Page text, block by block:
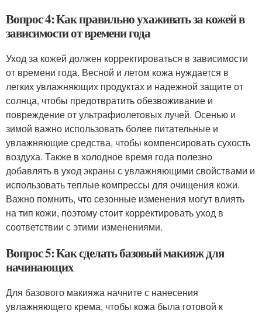
Вопрос 4: Как правильно ухаживать за кожей в
зависимости от времени года
Уход за кожей должен корректироваться в зависимости
от времени года. Весной и летом кожа нуждается в
легких увлажняющих продуктах и надежной защите от
солнца, чтобы предотвратить обезвоживание и
повреждение от ультрафиолетовых лучей. Осенью и
зимой важно использовать более питательные и
увлажняющие средства, чтобы компенсировать сухость
воздуха. Также в холодное время года полезно
добавлять в уход экраны с увлажняющими свойствами и
использовать теплые компрессы для очищения кожи.
Важно помнить, что сезонные изменения могут влиять
на тип кожи, поэтому стоит корректировать уход в
соответствии с этими изменениями.
Вопрос 5: Как сделать базовый макияж для
начинающих
Для базового макияжа начните с нанесения
увлажняющего крема, чтобы кожа была готовой к